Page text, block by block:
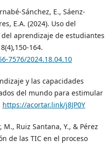
Sánchez, E., Sáenz-
E.A. (2024). Uso del
aprendizaje de estudiantes
164.
7576/2024.18.04.10
y las capacidades
del mundo para estimular
https://acortar.link/j8JP0Y
Ruiz Santana, Y., & Pérez
de las TIC en el proceso